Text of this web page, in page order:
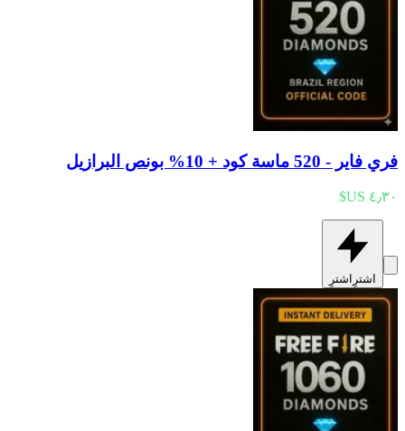
فري فاير - 520 ماسة كود + 10% بونص البرازيل
اشترِ اشترِ